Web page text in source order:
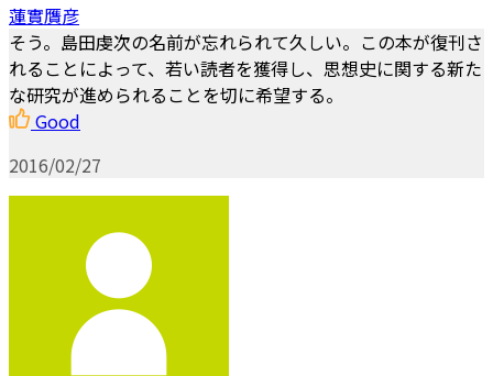
蓮實贋彦
そう。島田虔次の名前が忘れられて久しい。この本が復刊さ
れることによって、若い読者を獲得し、思想史に関する新た
な研究が進められることを切に希望する。
Good
2016/02/27